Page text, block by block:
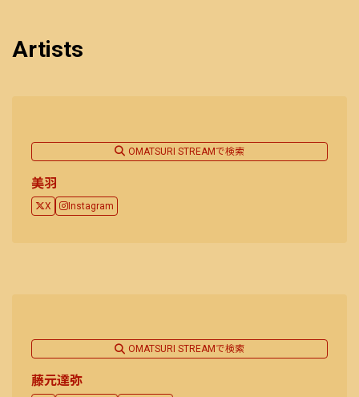
Artists
OMATSURI STREAMで検索
美羽
X Instagram
OMATSURI STREAMで検索
藤元達弥